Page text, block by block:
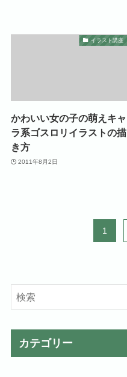
イラスト講座
かわいい女の子の萌えキャ
ラ系ゴスロリイラストの描
き方
2011年8月2日
1
カテゴリー